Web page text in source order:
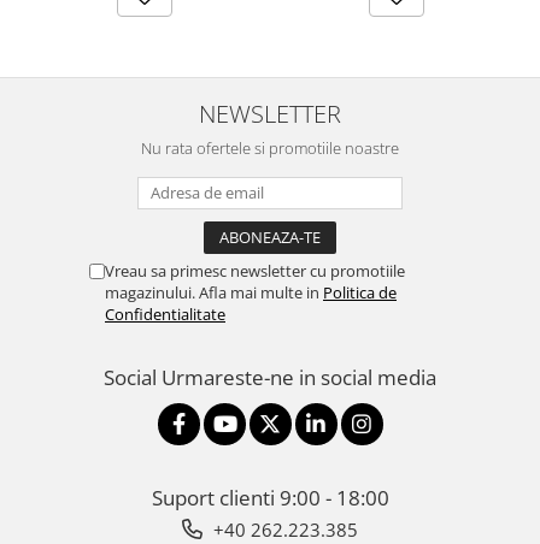
NEWSLETTER
Nu rata ofertele si promotiile noastre
Vreau sa primesc newsletter cu promotiile
magazinului. Afla mai multe in Politica de
Confidentialitate
Social Urmareste-ne in social media
Suport clienti 9:00 - 18:00
+40 262.223.385